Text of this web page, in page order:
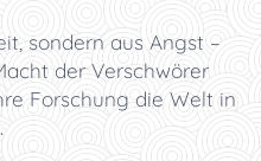
sondern aus Angst –
der Verschwörer
Forschung die Welt in